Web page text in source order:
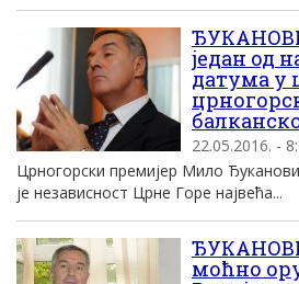
један од
датума у
22.05.2016. -
Црногорски премијер Мило
је независност Црне Горе највећа...
моћно